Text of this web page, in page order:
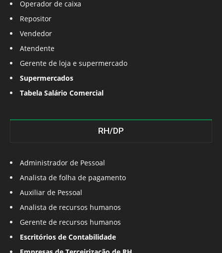
Operador de caixa
Repositor
Vendedor
Atendente
Gerente de loja e supermercado
Supermercados
Tabela Salário Comercial
RH/DP
Administrador de Pessoal
Analista de folha de pagamento
Auxiliar de Pessoal
Analista de recursos humanos
Gerente de recursos humanos
Escritórios de Contabilidade